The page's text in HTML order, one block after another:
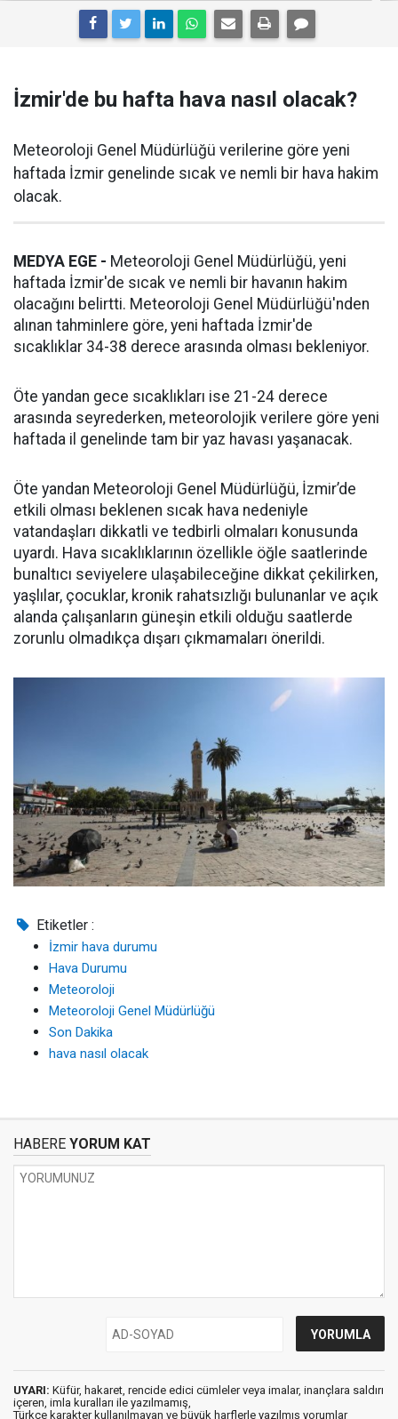
İzmir'de bu hafta hava nasıl olacak?
Meteoroloji Genel Müdürlüğü verilerine göre yeni
haftada İzmir genelinde sıcak ve nemli bir hava hakim
olacak.
MEDYA EGE - Meteoroloji Genel Müdürlüğü, yeni
haftada İzmir'de sıcak ve nemli bir havanın hakim
olacağını belirtti. Meteoroloji Genel Müdürlüğü'nden
alınan tahminlere göre, yeni haftada İzmir'de
sıcaklıklar 34-38 derece arasında olması bekleniyor.
Öte yandan gece sıcaklıkları ise 21-24 derece
arasında seyrederken, meteorolojik verilere göre yeni
haftada il genelinde tam bir yaz havası yaşanacak.
Öte yandan Meteoroloji Genel Müdürlüğü, İzmir’de
etkili olması beklenen sıcak hava nedeniyle
vatandaşları dikkatli ve tedbirli olmaları konusunda
uyardı. Hava sıcaklıklarının özellikle öğle saatlerinde
bunaltıcı seviyelere ulaşabileceğine dikkat çekilirken,
yaşlılar, çocuklar, kronik rahatsızlığı bulunanlar ve açık
alanda çalışanların güneşin etkili olduğu saatlerde
zorunlu olmadıkça dışarı çıkmamaları önerildi.
Etiketler :
İzmir hava durumu
Hava Durumu
Meteoroloji
Meteoroloji Genel Müdürlüğü
Son Dakika
hava nasıl olacak
HABERE YORUM KAT
UYARI: Küfür, hakaret, rencide edici cümleler veya imalar, inançlara saldırı
içeren, imla kuralları ile yazılmamış,
Türkçe karakter kullanılmayan ve büyük harflerle yazılmış yorumlar